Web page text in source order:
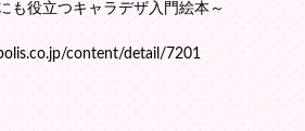
も役立つキャラデザ入門絵本～
content/detail/7201